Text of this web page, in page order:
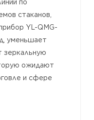
по
стаканов,
YL-QMG-
уменьшает
зеркальную
ожидают
и сфере